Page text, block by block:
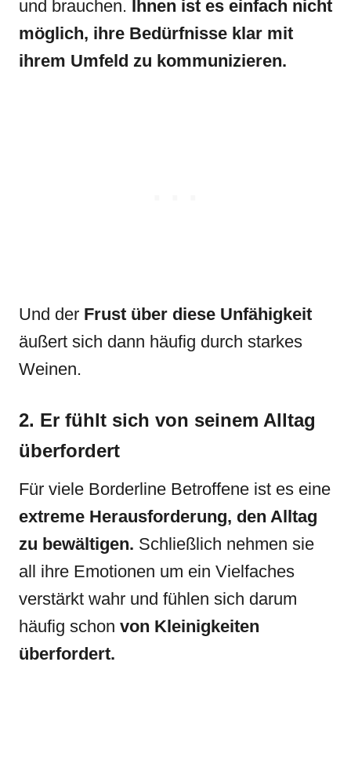
und brauchen.
Ihnen ist es einfach nicht
möglich, ihre Bedürfnisse klar mit
ihrem Umfeld zu kommunizieren.
Und der Frust über diese Unfähigkeit
äußert sich dann häufig durch starkes
Weinen.
2. Er fühlt sich von seinem Alltag
überfordert
Für viele Borderline Betroffene ist es eine
extreme Herausforderung, den Alltag
zu bewältigen. Schließlich nehmen sie
all ihre Emotionen um ein Vielfaches
verstärkt wahr und fühlen sich darum
häufig schon von Kleinigkeiten
überfordert.